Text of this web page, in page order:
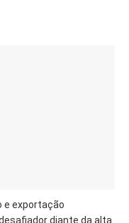
e exportação
diante da alta